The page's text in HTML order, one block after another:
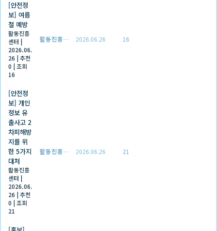
[안전정
보] 여름
철 예방
활동진흥
센터 |
2026.06.
26 |추천
0 |조회
16
활동진흥센터 2026.06.26 16
[안전정
보] 개인
정보 유
출사고 2
차피해방
지를 위
한 5가지
대처
활동진흥
센터 |
2026.06.
26 |추천
0 |조회
21
활동진흥센터 2026.06.26 21